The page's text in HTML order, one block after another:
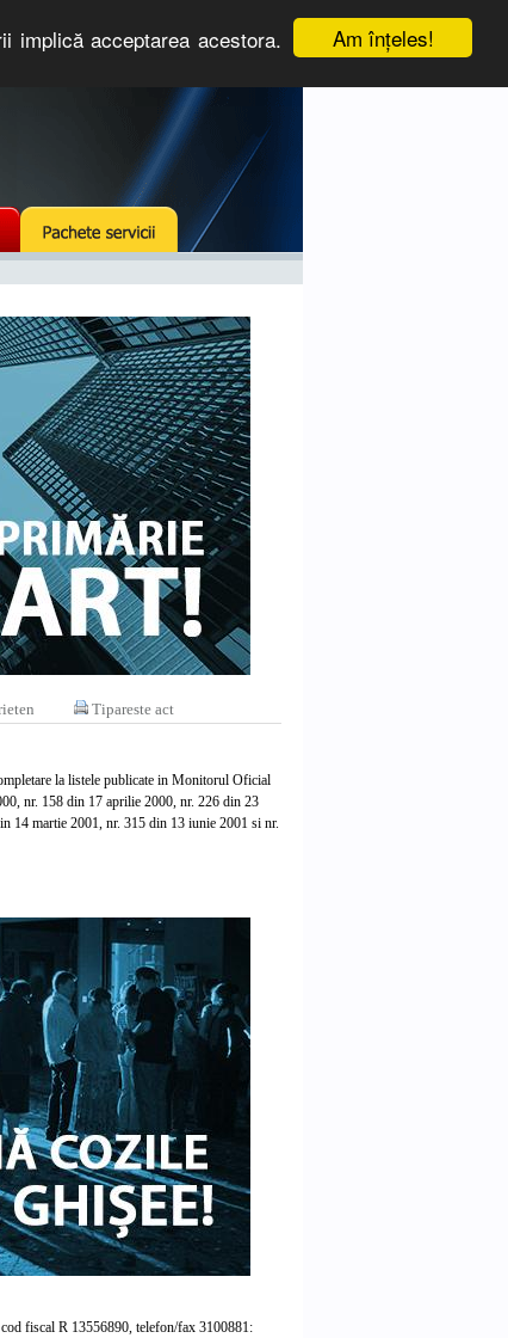
Am înţeles!
implică acceptarea acestora.
Tipareste act
la listele publicate in Monitorul Oficial
nr. 158 din 17 aprilie 2000, nr. 226 din 23
14 martie 2001, nr. 315 din 13 iunie 2001 si nr.
fiscal R 13556890, telefon/fax 3100881: